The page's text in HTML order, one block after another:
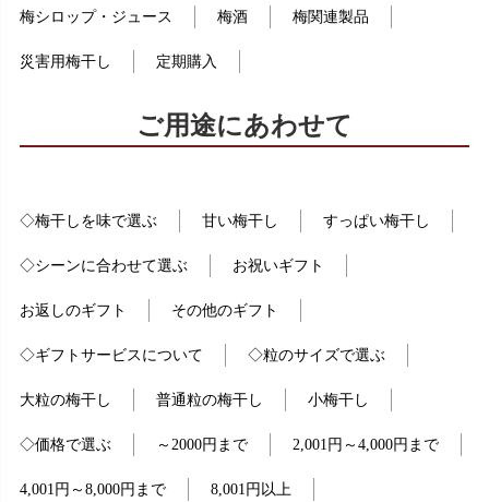
梅シロップ・ジュース 梅酒 梅関連製品
災害用梅干し 定期購入
ご用途にあわせて
◇梅干しを味で選ぶ 甘い梅干し すっぱい梅干し
◇シーンに合わせて選ぶ お祝いギフト
お返しのギフト その他のギフト
◇ギフトサービスについて ◇粒のサイズで選ぶ
大粒の梅干し 普通粒の梅干し 小梅干し
◇価格で選ぶ ～2000円まで 2,001円～4,000円まで
4,001円～8,000円まで 8,001円以上